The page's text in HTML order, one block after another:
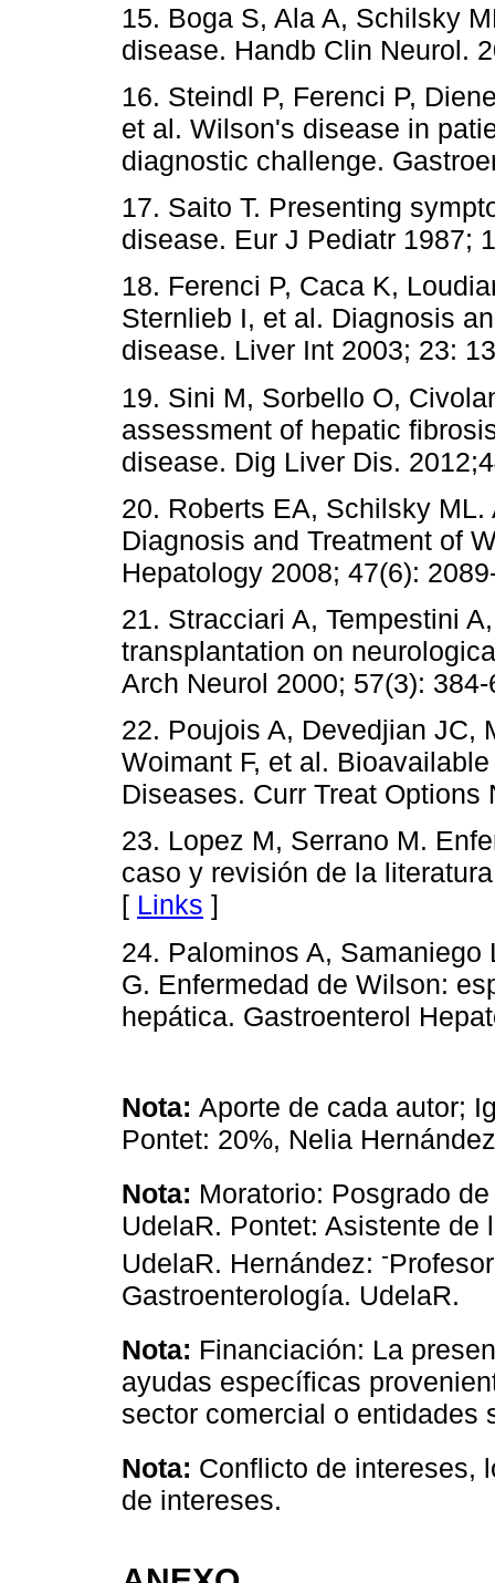
15. Boga S, Ala A, Schilsky
disease. Handb Clin Neurol.
16. Steindl P, Ferenci P,
et al. Wilson's disease in
diagnostic challenge.
17. Saito T. Presenting
disease. Eur J Pediatr 1987;
18. Ferenci P, Caca K,
Sternlieb I, et al. Diagnosis
disease. Liver Int 2003; 23:
19. Sini M, Sorbello O,
assessment of hepatic
disease. Dig Liver Dis.
20. Roberts EA, Schilsky
Diagnosis and Treatment of
Hepatology 2008; 47(6):
21. Stracciari A, Tempestini
transplantation on
Arch Neurol 2000; 57(3):
22. Poujois A, Devedjian JC,
Woimant F, et al.
Diseases. Curr Treat
23. Lopez M, Serrano M.
caso y revisión de la
[ Links ]
24. Palominos A,
G. Enfermedad de Wilson:
hepática. Gastroenterol
Nota: Aporte de cada autor;
Pontet: 20%, Nelia
Nota: Moratorio: Posgrado
UdelaR. Pontet: Asistente
UdelaR. Hernández: -
Gastroenterología. UdelaR.
Nota: Financiación: La
ayudas específicas
sector comercial o entidades
Nota: Conflicto de intereses,
de intereses.